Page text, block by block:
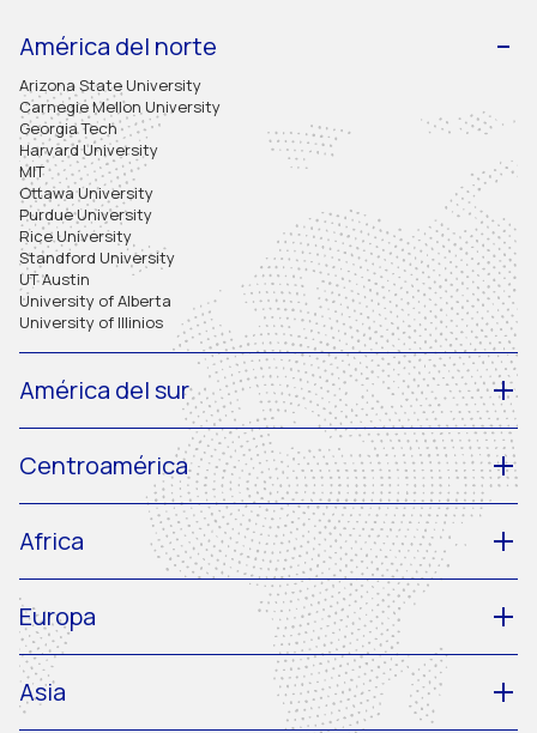
América del norte
Arizona State University
Carnegie Mellon University
Georgia Tech
Harvard University
MIT
Ottawa University
Purdue University
Rice University
Standford University
UT Austin
University of Alberta
University of Illinios
América del sur
Centroamérica
Africa
Europa
Asia